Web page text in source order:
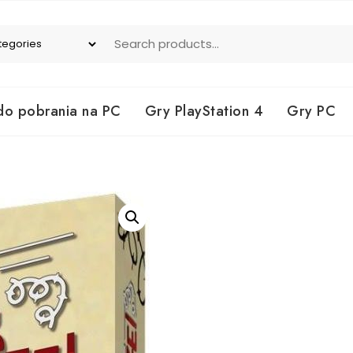
pobrania na PC Gry PlayStation 4 Gry PC